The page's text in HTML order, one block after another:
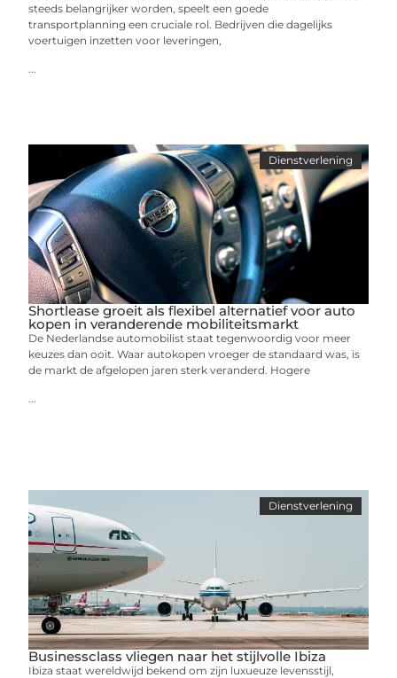
steeds belangrijker worden, speelt een goede
transportplanning een cruciale rol. Bedrijven die dagelijks
voertuigen inzetten voor leveringen,
Dienstverlening
Shortlease groeit als flexibel alternatief voor auto
kopen in veranderende mobiliteitsmarkt
De Nederlandse automobilist staat tegenwoordig voor meer
keuzes dan ooit. Waar autokopen vroeger de standaard was, is
de markt de afgelopen jaren sterk veranderd. Hogere
Dienstverlening
Businessclass vliegen naar het stijlvolle Ibiza
Ibiza staat wereldwijd bekend om zijn luxueuze levensstijl,